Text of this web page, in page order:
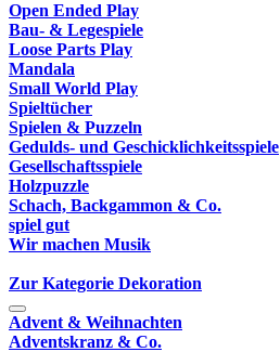
Open Ended Play
Bau- & Legespiele
Loose Parts Play
Mandala
Small World Play
Spieltücher
Spielen & Puzzeln
Gedulds- und Geschicklichkeitsspiele
Gesellschaftsspiele
Holzpuzzle
Schach, Backgammon & Co.
spiel gut
Wir machen Musik
Zur Kategorie Dekoration
Advent & Weihnachten
Adventskranz & Co.